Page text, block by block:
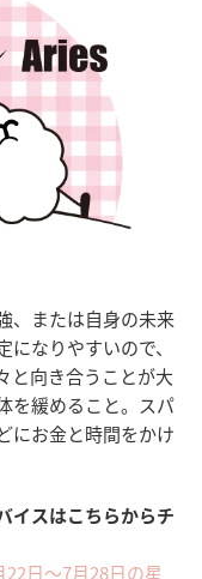
、または自身の未来
なりやすいので、
と向き合うことが大
を緩めること。スパ
にお金と時間をかけ
イスはこちらからチ
22日～7月28日の星